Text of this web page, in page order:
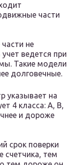
части
не
ведется при
Такие модели
долговечные.
указывает на
4 класса: A, B,
и дороже
срок поверки
счетчика, тем